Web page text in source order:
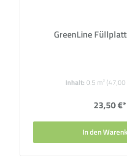
GreenLine
Inhalt:0.5 m²
23,50 €*
In den